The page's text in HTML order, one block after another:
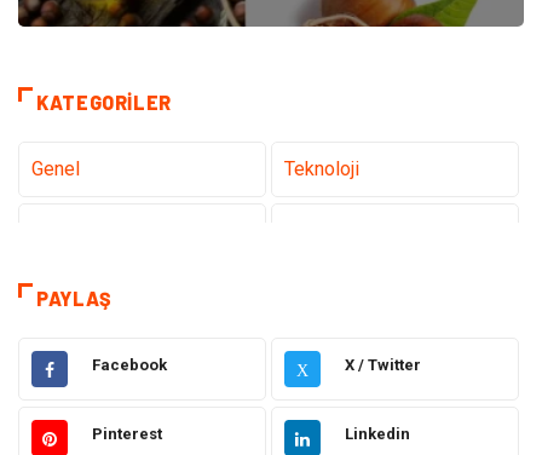
KATEGORILER
Genel Teknoloji
Eğitim
Makine Elektronik
Gıda Otomotiv
PAYLAŞ
Facebook X X / Twitter
Pinterest Linkedin